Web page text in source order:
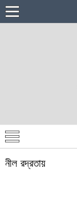
নীল রদ্রতায়